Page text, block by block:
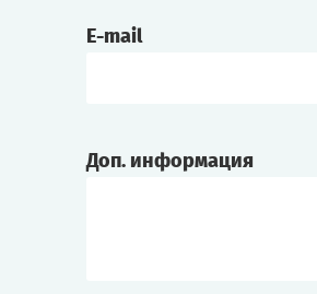
E-mail
Доп. информация